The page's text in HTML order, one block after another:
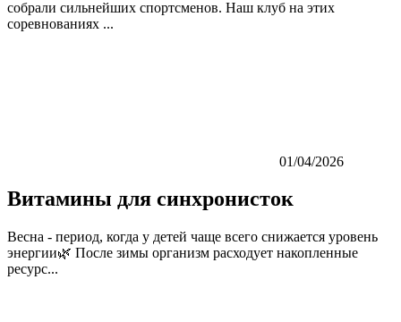
собрали сильнейших спортсменов. Наш клуб на этих
соревнованиях ...
01/04/2026
Витамины для синхронисток
Весна - период, когда у детей чаще всего снижается уровень
энергии🌿 После зимы организм расходует накопленные
ресурс...